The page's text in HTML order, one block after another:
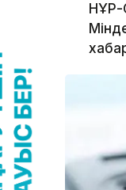
НҰР-